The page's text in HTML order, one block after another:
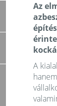
Az
A